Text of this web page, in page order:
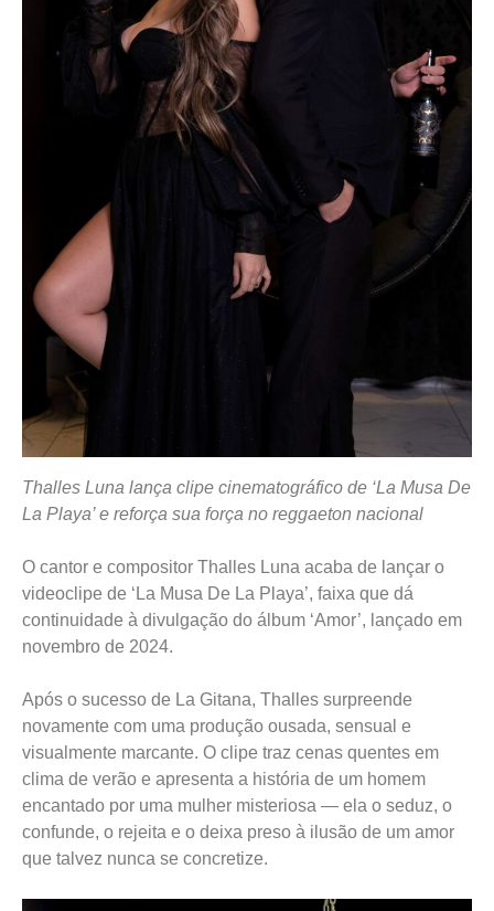
Thalles Luna lança clipe cinematográfico de ‘La Musa De
La Playa’ e reforça sua força no reggaeton nacional
O cantor e compositor Thalles Luna acaba de lançar o
videoclipe de ‘La Musa De La Playa’, faixa que dá
continuidade à divulgação do álbum ‘Amor’, lançado em
novembro de 2024.
Após o sucesso de La Gitana, Thalles surpreende
novamente com uma produção ousada, sensual e
visualmente marcante. O clipe traz cenas quentes em
clima de verão e apresenta a história de um homem
encantado por uma mulher misteriosa — ela o seduz, o
confunde, o rejeita e o deixa preso à ilusão de um amor
que talvez nunca se concretize.